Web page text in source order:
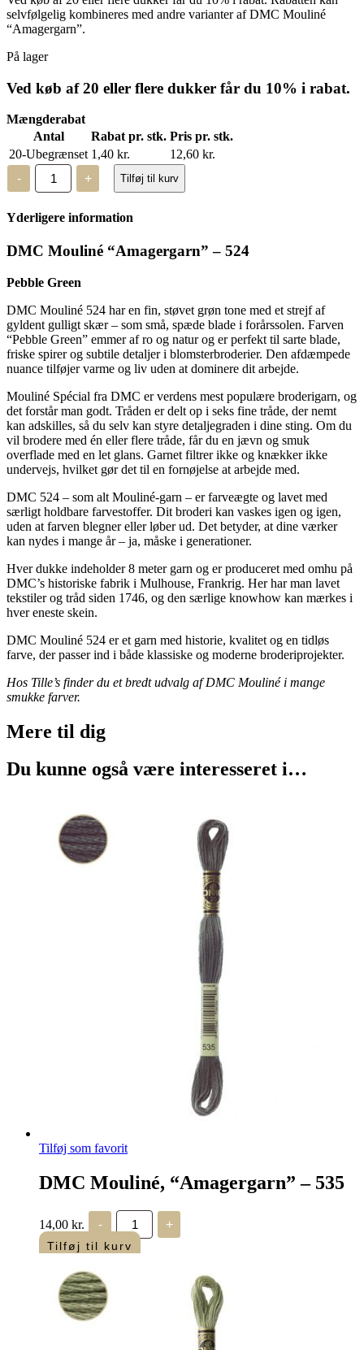
selvfølgelig kombineres med andre varianter af DMC Mouliné
“Amagergarn”.
På lager
Ved køb af 20 eller flere dukker får du 10% i rabat.
Mængderabat
Antal
Rabat pr. stk. Pris pr. stk.
20-Ubegrænset 1,40 kr. 12,60 kr.
-
DMC
Mouliné,
“Amagergarn”
524
+ Tilføj til kurv
Yderligere information
DMC Mouliné “Amagergarn” – 524
Pebble Green
DMC Mouliné 524 har en fin, støvet grøn tone med et strejf af
gyldent gulligt skær – som små, spæde blade i forårssolen. Farven
“Pebble Green” emmer af ro og natur og er perfekt til sarte blade,
friske spirer og subtile detaljer i blomsterbroderier. Den afdæmpede
nuance tilføjer varme og liv uden at dominere dit arbejde.
Mouliné Spécial fra DMC er verdens mest populære broderigarn, og
det forstår man godt. Tråden er delt op i seks fine tråde, der nemt
kan adskilles, så du selv kan styre detaljegraden i dine sting. Om du
vil brodere med én eller flere tråde, får du en jævn og smuk
overflade med en let glans. Garnet filtrer ikke og knækker ikke
undervejs, hvilket gør det til en fornøjelse at arbejde med.
DMC 524 – som alt Mouliné-garn – er farveægte og lavet med
særligt holdbare farvestoffer. Dit broderi kan vaskes igen og igen,
uden at farven blegner eller løber ud. Det betyder, at dine værker
kan nydes i mange år – ja, måske i generationer.
Hver dukke indeholder 8 meter garn og er produceret med omhu på
DMC’s historiske fabrik i Mulhouse, Frankrig. Her har man lavet
tekstiler og tråd siden 1746, og den særlige knowhow kan mærkes i
hver eneste skein.
DMC Mouliné 524 er et garn med historie, kvalitet og en tidløs
farve, der passer ind i både klassiske og moderne broderiprojekter.
Hos Tille’s finder du et bredt udvalg af DMC Mouliné i mange
smukke farver.
Mere til dig
Du kunne også være interesseret i…
Tilføj som favorit
DMC Mouliné, “Amagergarn” – 535
14,00 kr. -
DMC
Mouliné,
“Amagergarn”
-
+
Tilføj til kurv